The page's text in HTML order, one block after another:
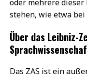
oder mehrere
stehen, wie etwa
Über das Leibniz-
Das ZAS ist ein